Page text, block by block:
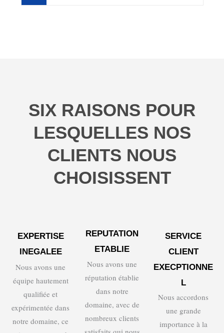
SIX RAISONS POUR
LESQUELLES NOS
CLIENTS NOUS
CHOISISSENT
EXPERTISE
INEGALEE
Nous avons une
équipe hautement
qualifiée et
expérimentée dans
notre domaine, ce
REPUTATION
ETABLIE
Nous avons une
réputation établie
dans notre
domaine, avec de
nombreux clients
SERVICE
CLIENT
EXECPTIONNE
L
Nous accordons
une grande
importance à la